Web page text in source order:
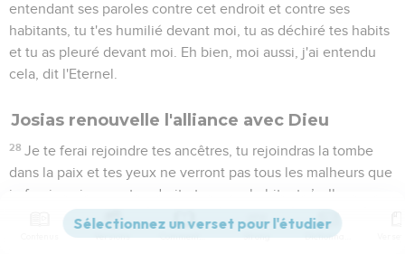
entendant ses paroles contre cet endroit et contre ses
habitants, tu t'es humilié devant moi, tu as déchiré tes habits
et tu as pleuré devant moi. Eh bien, moi aussi, j'ai entendu
cela, dit l'Eternel.
Josias renouvelle l'alliance avec Dieu
28 Je te ferai rejoindre tes ancêtres, tu rejoindras la tombe
dans la paix et tes yeux ne verront pas tous les malheurs que
je ferai venir sur cet endroit et sur ses habitants.’ » Ils
rapportèrent cette réponse au roi.
Le roi fit rassembler tous les anciens de Juda et de
Versions Commentaires Strong